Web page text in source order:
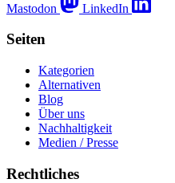
Mastodon LinkedIn
Seiten
Kategorien
Alternativen
Blog
Über uns
Nachhaltigkeit
Medien / Presse
Rechtliches